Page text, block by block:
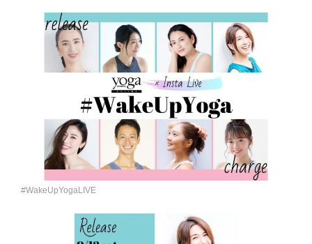
#WakeUpYogaLIVE